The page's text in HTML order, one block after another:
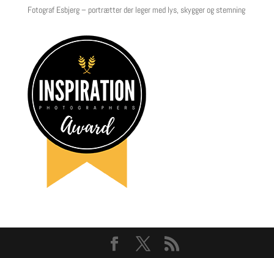
Fotograf Esbjerg – portrætter der leger med lys, skygger og stemning